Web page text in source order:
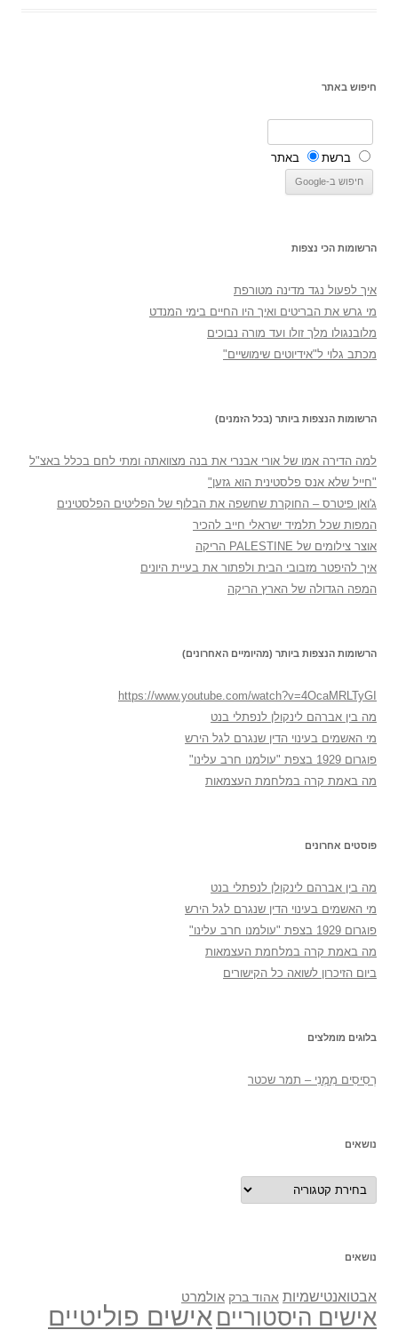
חיפוש באתר
ברשת באתר
הרשומות הכי נצפות
איך לפעול נגד מדינה מטורפת
מי גרש את הבריטים ואיך היו החיים בימי המנדט
מלובנגולו מלך זולו ועד מורה נבוכים
מכתב גלוי ל"אידיוטים שימושיים"
הרשומות הנצפות ביותר (בכל הזמנים)
למה הדירה אמו של אורי אבנרי את בנה מצוואתה ומתי לחם בכלל באצ"ל
"חייל שלא אנס פלסטינית הוא גזען"
ג'ואן פיטרס – החוקרת שחשפה את הבלוף של הפליטים הפלסטינים
המפות שכל תלמיד ישראלי חייב להכיר
אוצר צילומים של PALESTINE הריקה
איך להיפטר מזבובי הבית ולפתור את בעיית היונים
המפה הגדולה של הארץ הריקה
הרשומות הנצפות ביותר (מהיומיים האחרונים)
https://www.youtube.com/watch?v=4OcaMRLTyGI
מה בין אברהם לינקולן לנפתלי בנט
מי האשמים בעינוי הדין שנגרם לגל הירש
פוגרום 1929 בצפת "עולמנו חרב עלינו"
מה באמת קרה במלחמת העצמאות
פוסטים אחרונים
מה בין אברהם לינקולן לנפתלי בנט
מי האשמים בעינוי הדין שנגרם לגל הירש
פוגרום 1929 בצפת "עולמנו חרב עלינו"
מה באמת קרה במלחמת העצמאות
ביום הזיכרון לשואה כל הקישורים
בלוגים מומלצים
רְסִיסִים מִמֶנִי – תמר שכטר
נושאים
נושאים
נושאים
אבטואנטישמיות אהוד ברק אולמרט
אישים היסטוריים אישים פוליטיים